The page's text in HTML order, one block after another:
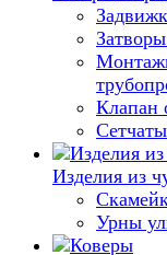
Клапан
Изделия из
Урны